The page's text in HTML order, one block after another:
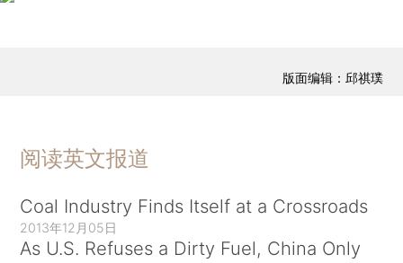
版面编辑：邱祺璞
阅读英文报道
Coal Industry Finds Itself at a Crossroads
2013年12月05日
As U.S. Refuses a Dirty Fuel, China Only